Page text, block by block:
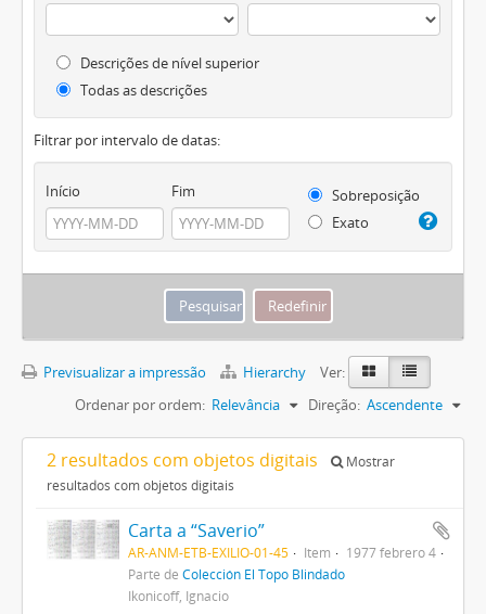
Descrições de nível superior
Todas as descrições
Filtrar por intervalo de datas:
Início Fim
Sobreposição
Exato
Previsualizar a impressão Hierarchy
Ver:
Ordenar por ordem: Relevância Direção: Ascendente
2 resultados com objetos digitais
Mostrar
resultados com objetos digitais
Carta a “Saverio”
AR-ANM-ETB-EXILIO-01-45 Item
1977 febrero 4
Parte de Colección El Topo Blindado
Ikonicoff, Ignacio